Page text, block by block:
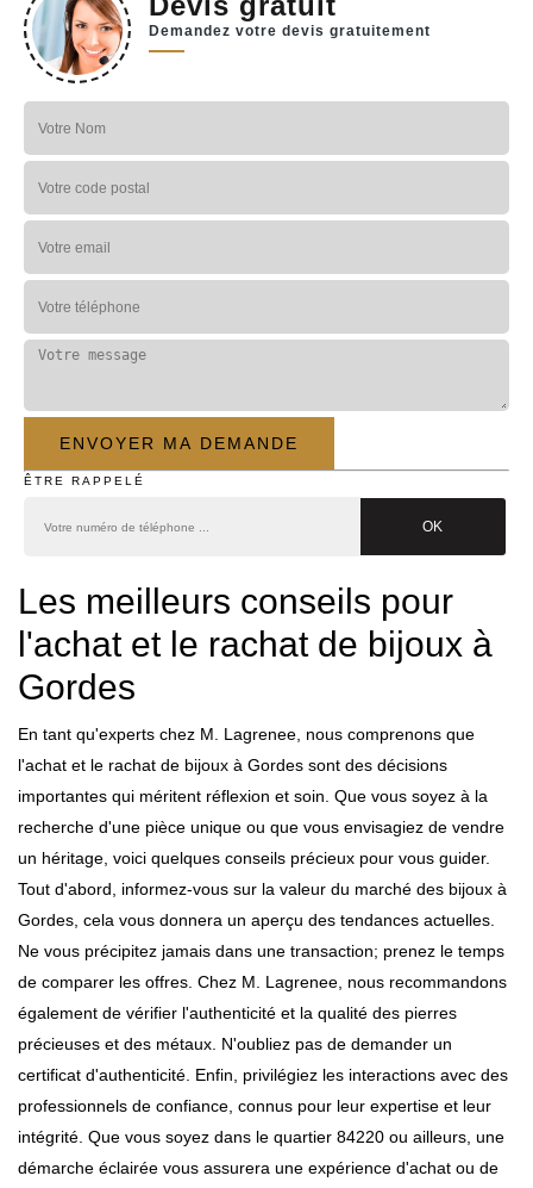
Demandez votre devis gratuitement
ÊTRE RAPPELÉ
Les meilleurs conseils pour
l'achat et le rachat de bijoux à
Gordes
En tant qu'experts chez M. Lagrenee, nous comprenons que
l'achat et le rachat de bijoux à Gordes sont des décisions
importantes qui méritent réflexion et soin. Que vous soyez à la
recherche d'une pièce unique ou que vous envisagiez de vendre
un héritage, voici quelques conseils précieux pour vous guider.
Tout d'abord, informez-vous sur la valeur du marché des bijoux à
Gordes, cela vous donnera un aperçu des tendances actuelles.
Ne vous précipitez jamais dans une transaction; prenez le temps
de comparer les offres. Chez M. Lagrenee, nous recommandons
également de vérifier l'authenticité et la qualité des pierres
précieuses et des métaux. N'oubliez pas de demander un
certificat d'authenticité. Enfin, privilégiez les interactions avec des
professionnels de confiance, connus pour leur expertise et leur
intégrité. Que vous soyez dans le quartier 84220 ou ailleurs, une
démarche éclairée vous assurera une expérience d'achat ou de